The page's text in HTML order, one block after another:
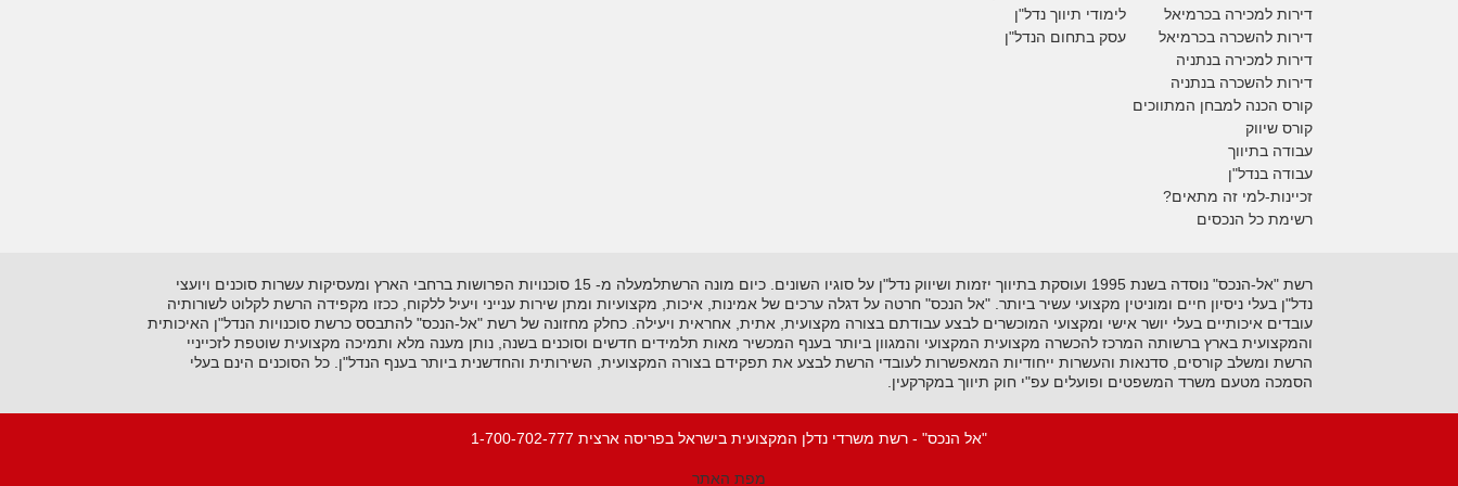
דירות למכירהבכרמיאל
דירות להשכרהבכרמיאל
דירות למכירה בנתניה
דירות להשכרה בנתניה
קורס הכנה למבחן המתווכים
קורס שיווק
עבודה בתיווך
עבודה בנדל"ן
זכיינות-למי זה מתאים?
לימודי תיווך נדל"ן
עסק בתחום הנדל"ן
רשימת כל הנכסים
רשת "אל-הנכס" נוסדה בשנת 1995 ועוסקת בתיווך יזמות ושיווק נדל"ן על סוגיו השונים. כיום מונה הרשתלמעלה מ- 15 סוכנויות הפרושות ברחבי הארץ ומעסיקות עשרות סוכנים ויועצי
נדל"ן בעלי ניסיון חיים ומוניטין מקצועי עשיר ביותר. "אל הנכס" חרטה על דגלה ערכים של אמינות, איכות, מקצועיות ומתן שירות ענייני ויעיל ללקוח, ככזו מקפידה הרשת לקלוט לשורותיה
עובדים איכותיים בעלי יושר אישי ומקצועי המוכשרים לבצע עבודתם בצורה מקצועית, אתית, אחראית ויעילה. כחלק מחזונה של רשת "אל-הנכס" להתבסס כרשת סוכנויות הנדל"ן האיכותית
והמקצועית בארץ ברשותה המרכז להכשרה מקצועית המקצועי והמגוון ביותר בענף המכשיר מאות תלמידים חדשים וסוכנים בשנה, נותן מענה מלא ותמיכה מקצועית שוטפת לזכייניי
הרשת ומשלב קורסים, סדנאות והעשרות ייחודיות המאפשרות לעובדי הרשת לבצע את תפקידם בצורה המקצועית, השירותית והחדשנית ביותר בענף הנדל"ן. כל הסוכנים הינם בעלי
הסמכה מטעם משרד המשפטים ופועלים עפ"י חוק תיווך במקרקעין.
"אל הנכס" - רשת משרדי נדלן המקצועית בישראל בפריסה ארצית 1-700-702-777
מפת האתר